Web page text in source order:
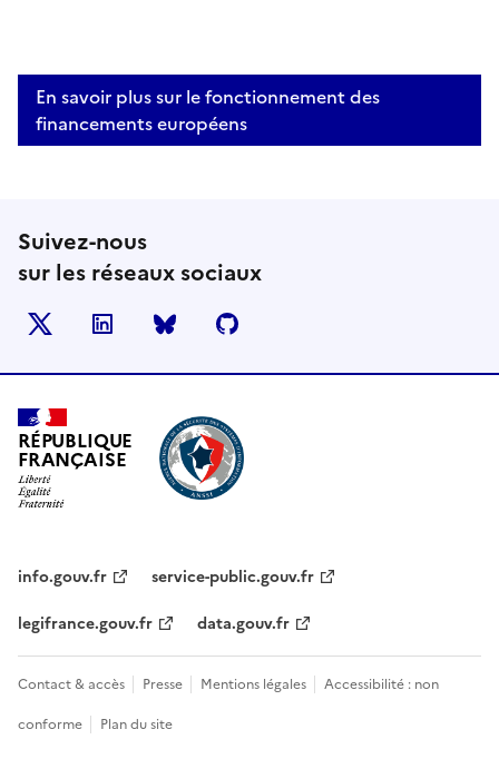
En savoir plus sur le fonctionnement des
financements européens
Suivez-nous
sur les réseaux sociaux
LinkedIn BlueSky
RÉPUBLIQUE
FRANÇAISE
info.gouv.fr
service-public.gouv.fr
legifrance.gouv.fr
data.gouv.fr
Contact & accès Presse Mentions légales
Accessibilité : non
conforme
Plan du site